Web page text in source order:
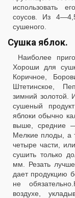
использовать
соусов. Из
сушеного.
Сушка яблок.
Наиболее
Хороши для
Коричное,
Штетинское,
зимний золотой.
сушеный
яблоки обычно
выше,
Мелкие плоды, а
четыре части,
сушить только
мм. Резать
дает продукцию
не
воздухе,